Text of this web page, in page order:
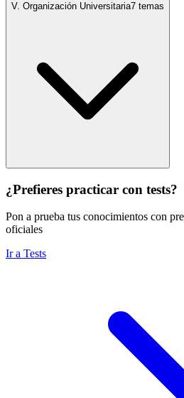
V. Organización Universitaria7 temas
¿Prefieres practicar con tests?
Pon a prueba tus conocimientos con
oficiales
Ir a Tests